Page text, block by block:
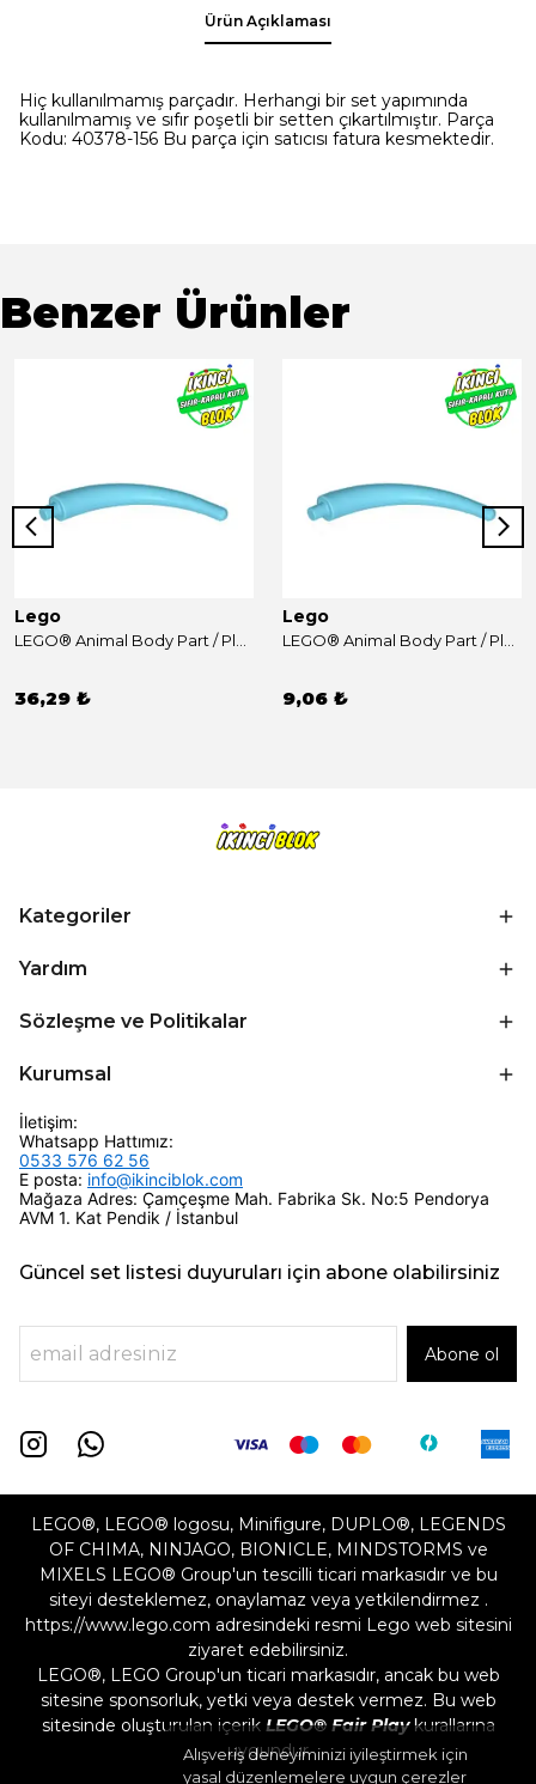
Alışveriş deneyiminizi iyileştirmek için
yasal düzenlemelere uygun çerezler
Ürün Açıklaması
Hiç kullanılmamış parçadır. Herhangi bir set yapımında
kullanılmamış ve sıfır poşetli bir setten çıkartılmıştır. Parça
Kodu: 40378-156 Bu parça için satıcısı fatura kesmektedir.
Benzer Ürünler
Lego
36,29 ₺
Lego
9,06 ₺
Kategoriler
Yardım
Sözleşme ve Politikalar
Kurumsal
İletişim:
Whatsapp Hattımız:
0533 576 62 56
E posta: info@ikinciblok.com
Mağaza Adres: Çamçeşme Mah. Fabrika Sk. No:5 Pendorya
AVM 1. Kat Pendik / İstanbul
Güncel set listesi duyuruları için abone olabilirsiniz
Abone ol
LEGO®, LEGO® logosu, Minifigure, DUPLO®, LEGENDS
OF CHIMA, NINJAGO, BIONICLE, MINDSTORMS ve
MIXELS LEGO® Group'un tescilli ticari markasıdır ve bu
siteyi desteklemez, onaylamaz veya yetkilendirmez .
https://www.lego.com adresindeki resmi Lego web sitesini
ziyaret edebilirsiniz.
LEGO®, LEGO Group'un ticari markasıdır, ancak bu web
sitesine sponsorluk, yetki veya destek vermez. Bu web
sitesinde oluşturulan içerik LEGO® Fair Playkurallarına
uygundur